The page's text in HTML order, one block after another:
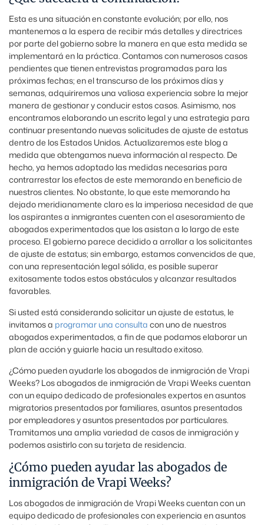
Esta es una situación en constante evolución; por ello, nos
mantenemos a la espera de recibir más detalles y directrices
por parte del gobierno sobre la manera en que esta medida se
implementará en la práctica. Contamos con numerosos casos
pendientes que tienen entrevistas programadas para las
próximas fechas; en el transcurso de los próximos días y
semanas, adquiriremos una valiosa experiencia sobre la mejor
manera de gestionar y conducir estos casos. Asimismo, nos
encontramos elaborando un escrito legal y una estrategia para
continuar presentando nuevas solicitudes de ajuste de estatus
dentro de los Estados Unidos. Actualizaremos este blog a
medida que obtengamos nueva información al respecto. De
hecho, ya hemos adoptado las medidas necesarias para
contrarrestar los efectos de este memorando en beneficio de
nuestros clientes. No obstante, lo que este memorando ha
dejado meridianamente claro es la imperiosa necesidad de que
los aspirantes a inmigrantes cuenten con el asesoramiento de
abogados experimentados que los asistan a lo largo de este
proceso. El gobierno parece decidido a arrollar a los solicitantes
de ajuste de estatus; sin embargo, estamos convencidos de que,
con una representación legal sólida, es posible superar
exitosamente todos estos obstáculos y alcanzar resultados
favorables.
Si usted está considerando solicitar un ajuste de estatus, le
invitamos a programar una consulta con uno de nuestros
abogados experimentados, a fin de que podamos elaborar un
plan de acción y guiarle hacia un resultado exitoso.
¿Cómo pueden ayudarle los abogados de inmigración de Vrapi
Weeks? Los abogados de inmigración de Vrapi Weeks cuentan
con un equipo dedicado de profesionales expertos en asuntos
migratorios presentados por familiares, asuntos presentados
por empleadores y asuntos presentados por particulares.
Tramitamos una amplia variedad de casos de inmigración y
podemos asistirlo con su tarjeta de residencia.
¿Cómo pueden ayudar las abogados de
inmigración de Vrapi Weeks?
Los abogados de inmigración de Vrapi Weeks cuentan con un
equipo dedicado de profesionales con experiencia en asuntos